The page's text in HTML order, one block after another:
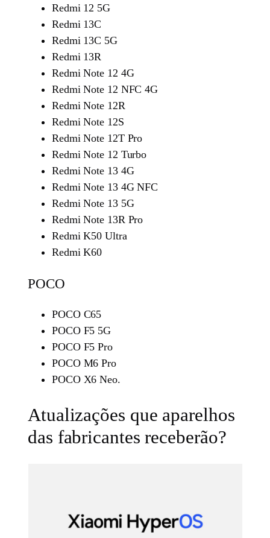
Redmi 12 5G
Redmi 13C
Redmi 13C 5G
Redmi 13R
Redmi Note 12 4G
Redmi Note 12 NFC 4G
Redmi Note 12R
Redmi Note 12S
Redmi Note 12T Pro
Redmi Note 12 Turbo
Redmi Note 13 4G
Redmi Note 13 4G NFC
Redmi Note 13 5G
Redmi Note 13R Pro
Redmi K50 Ultra
Redmi K60
POCO
POCO C65
POCO F5 5G
POCO F5 Pro
POCO M6 Pro
POCO X6 Neo.
Atualizações que aparelhos
das fabricantes receberão?